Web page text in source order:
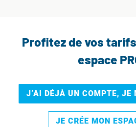
Profitez de vos
espace
J’AI DÉJÀ UN COMPTE, JE
JE CRÉE MON